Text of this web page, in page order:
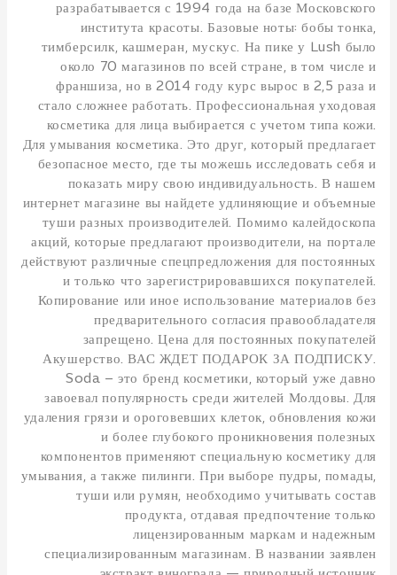
разрабатывается с 1994 года на базе Московского
института красоты. Базовые ноты: бобы тонка,
тимберсилк, кашмеран, мускус. На пике у Lush было
около 70 магазинов по всей стране, в том числе и
франшиза, но в 2014 году курс вырос в 2,5 раза и
стало сложнее работать. Профессиональная уходовая
косметика для лица выбирается с учетом типа кожи.
Для умывания косметика. Это друг, который предлагает
безопасное место, где ты можешь исследовать себя и
показать миру свою индивидуальность. В нашем
интернет магазине вы найдете удлиняющие и объемные
туши разных производителей. Помимо калейдоскопа
акций, которые предлагают производители, на портале
действуют различные спецпредложения для постоянных
и только что зарегистрировавшихся покупателей.
Копирование или иное использование материалов без
предварительного согласия правообладателя
запрещено. Цена для постоянных покупателей
Акушерство. ВАС ЖДЕТ ПОДАРОК ЗА ПОДПИСКУ.
Soda – это бренд косметики, который уже давно
завоевал популярность среди жителей Молдовы. Для
удаления грязи и ороговевших клеток, обновления кожи
и более глубокого проникновения полезных
компонентов применяют специальную косметику для
умывания, а также пилинги. При выборе пудры, помады,
туши или румян, необходимо учитывать состав
продукта, отдавая предпочтение только
лицензированным маркам и надежным
специализированным магазинам. В названии заявлен